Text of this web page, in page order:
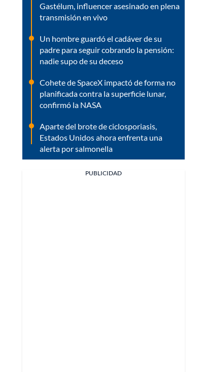
Gastélum, influencer asesinado en plena
transmisión en vivo
Un hombre guardó el cadáver de su
padre para seguir cobrando la pensión:
nadie supo de su deceso
Cohete de SpaceX impactó de forma no
planificada contra la superficie lunar,
confirmó la NASA
Aparte del brote de ciclosporiasis,
Estados Unidos ahora enfrenta una
alerta por salmonella
PUBLICIDAD